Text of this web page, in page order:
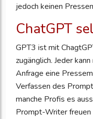
jedoch keinen
ChatGPT
GPT3 ist mit
zugänglich. Jeder
Anfrage eine
Verfassen des
manche Profis es
Prompt-Writer freuen